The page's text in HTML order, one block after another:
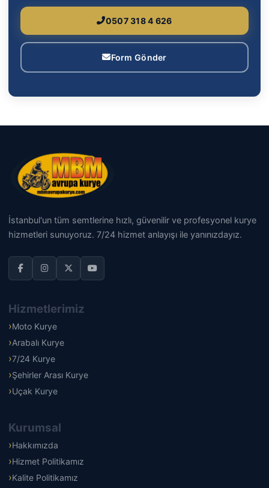
0507 318 4 626
Form Gönder
İstanbul'un tüm semtlerine hızlı, güvenilir ve profesyonel kurye
hizmetleri sunuyoruz. 7/24 hizmet anlayışı ile yanınızdayız.
Hizmetlerimiz
Moto Kurye
Arabalı Kurye
7/24 Kurye
Şehirler Arası Kurye
Uçak Kurye
Kurumsal
Hakkımızda
Hizmet Politikamız
Kalite Politikamız